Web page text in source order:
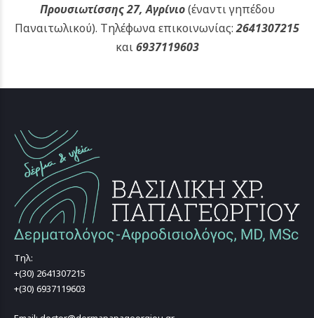
Προυσιωτίσσης 27, Αγρίνιο(έναντι γηπέδου
Παναιτωλικού). Τηλέφωνα επικοινωνίας:2641307215
και6937119603
Τηλ:
+(30) 2641307215
+(30) 6937119603